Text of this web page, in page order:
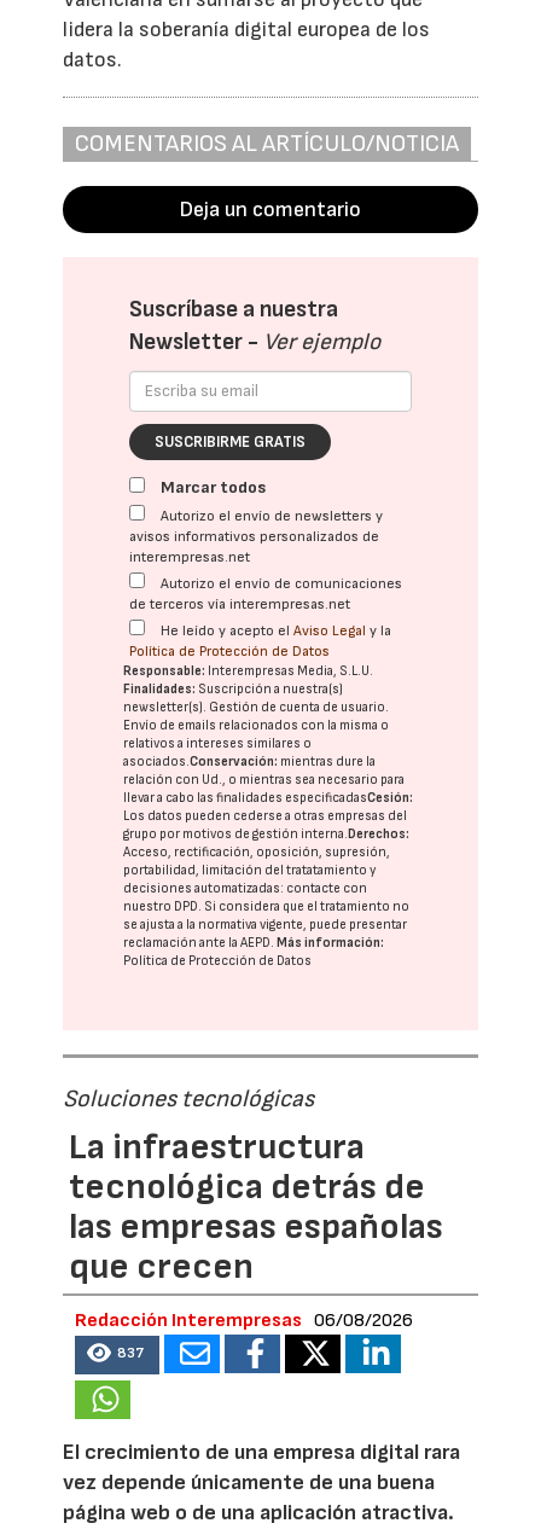
lidera la soberanía digital europea de los
datos.
COMENTARIOS AL ARTÍCULO/NOTICIA
Deja un comentario
Suscríbase a nuestra
Newsletter - Ver ejemplo
SUSCRIBIRME GRATIS
Marcar todos
Autorizo el envío de newsletters y
avisos informativos personalizados de
interempresas.net
Autorizo el envío de comunicaciones
de terceros vía interempresas.net
He leído y acepto elAviso Legal y la
Política de Protección de Datos
Responsable: Interempresas Media, S.L.U.
Finalidades: Suscripción a nuestra(s)
newsletter(s). Gestión de cuenta de usuario.
Envío de emails relacionados con la misma o
relativos a intereses similares o
asociados.Conservación: mientras dure la
relación con Ud., o mientras sea necesario para
llevar a cabo las finalidades especificadasCesión:
Los datos pueden cederse a otras empresas del
grupo por motivos de gestión interna.Derechos:
Acceso, rectificación, oposición, supresión,
portabilidad, limitación del tratatamiento y
decisiones automatizadas: contacte con
nuestro DPD. Si considera que el tratamiento no
se ajusta a la normativa vigente, puede presentar
reclamación ante laAEPD.Más información:
Política de Protección de Datos
Soluciones tecnológicas
La infraestructura
tecnológica detrás de
las empresas españolas
que crecen
Redacción Interempresas 06/08/2026
837
El crecimiento de una empresa digital rara
vez depende únicamente de una buena
página web o de una aplicación atractiva.